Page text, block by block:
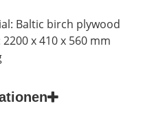
Baltic birch plywood
2200 x 410 x 560 mm